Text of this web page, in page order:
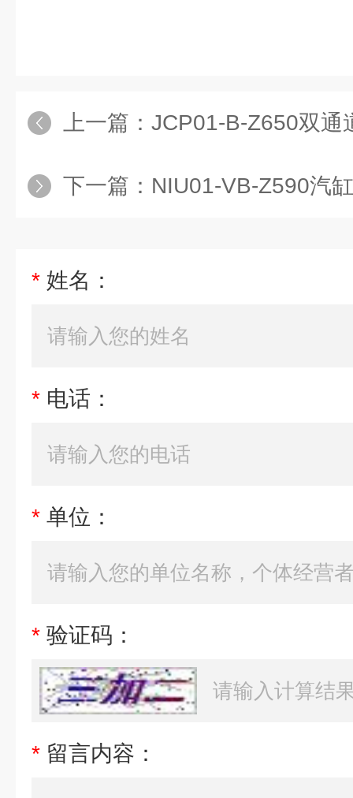
上一篇： JCP01-B-Z650双通
下一篇： NIU01-VB-Z590汽
* 姓名：
* 电话：
* 单位：
* 验证码：
* 留言内容：